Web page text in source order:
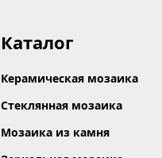
Каталог
Керамическая мозаика
Стеклянная мозаика
Мозаика из камня